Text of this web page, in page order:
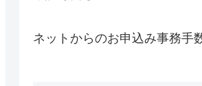
ネットからのお申込み事務手